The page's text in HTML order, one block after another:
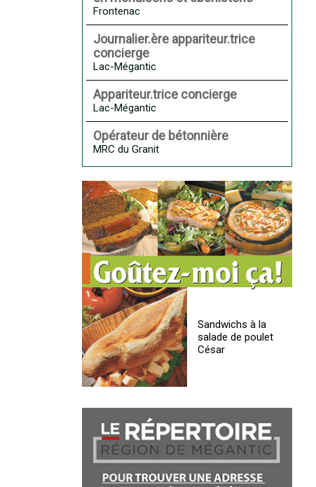
Frontenac
Journalier.ère appariteur.trice
concierge
Lac-Mégantic
Appariteur.trice concierge
Lac-Mégantic
Opérateur de bétonnière
MRC du Granit
Sandwichs à la
salade de poulet
César